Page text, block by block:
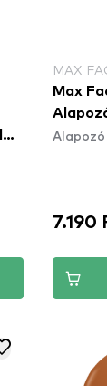
MAX
Max
Alapozó
7.190